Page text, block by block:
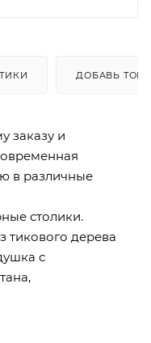
ДОБАВЬ
заказу и
в различные
столики.
дерева
с